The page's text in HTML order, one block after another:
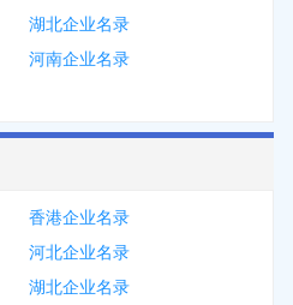
湖北企业名录
河南企业名录
香港企业名录
河北企业名录
湖北企业名录